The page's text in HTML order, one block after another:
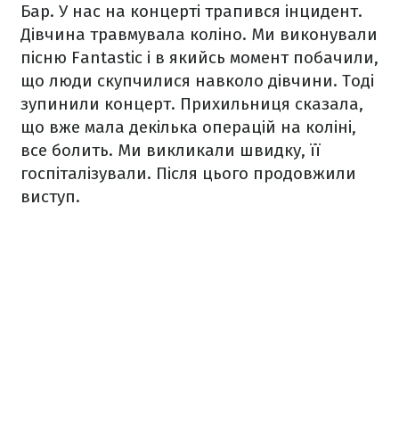
Бар. У нас на концерті трапився інцидент.
Дівчина травмувала коліно. Ми виконували
пісню Fantastic і в якийсь момент побачили,
що люди скупчилися навколо дівчини. Тоді
зупинили концерт. Прихильниця сказала,
що вже мала декілька операцій на коліні,
все болить. Ми викликали швидку, її
госпіталізували. Після цього продовжили
виступ.